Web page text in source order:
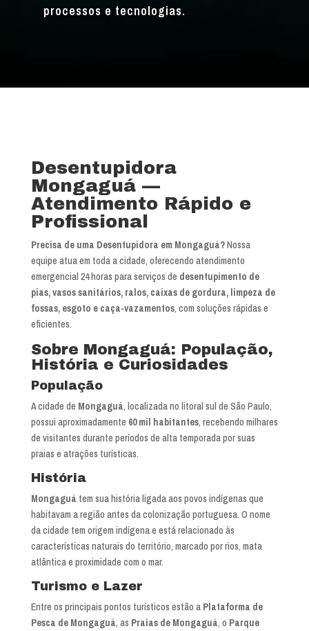
processos e tecnologias.
Desentupidora
Mongaguá —
Atendimento Rápido e
Profissional
Precisa de uma Desentupidora em Mongaguá?Nossa
equipe atua em toda a cidade, oferecendo atendimento
emergencial 24 horas para serviços de desentupimento de
pias, vasos sanitários, ralos, caixas de gordura, limpeza de
fossas, esgoto e caça-vazamentos, com soluções rápidas e
eficientes.
Sobre Mongaguá: População,
História e Curiosidades
População
A cidade de Mongaguá, localizada no litoral sul de São Paulo,
possui aproximadamente 60 mil habitantes, recebendo milhares
de visitantes durante períodos de alta temporada por suas
praias e atrações turísticas.
História
Mongaguá tem sua história ligada aos povos indígenas que
habitavam a região antes da colonização portuguesa. O nome
da cidade tem origem indígena e está relacionado às
características naturais do território, marcado por rios, mata
atlântica e proximidade com o mar.
Turismo e Lazer
Entre os principais pontos turísticos estão a Plataforma de
Pesca de Mongaguá, as Praias de Mongaguá, o Parque